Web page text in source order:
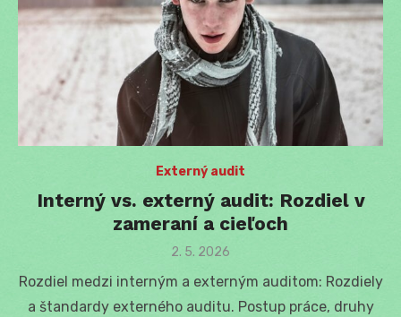
Externý audit
Interný vs. externý audit: Rozdiel v
zameraní a cieľoch
Posted
2. 5. 2026
Rozdiel medzi interným a externým auditom: Rozdiely
a štandardy externého auditu. Postup práce, druhy